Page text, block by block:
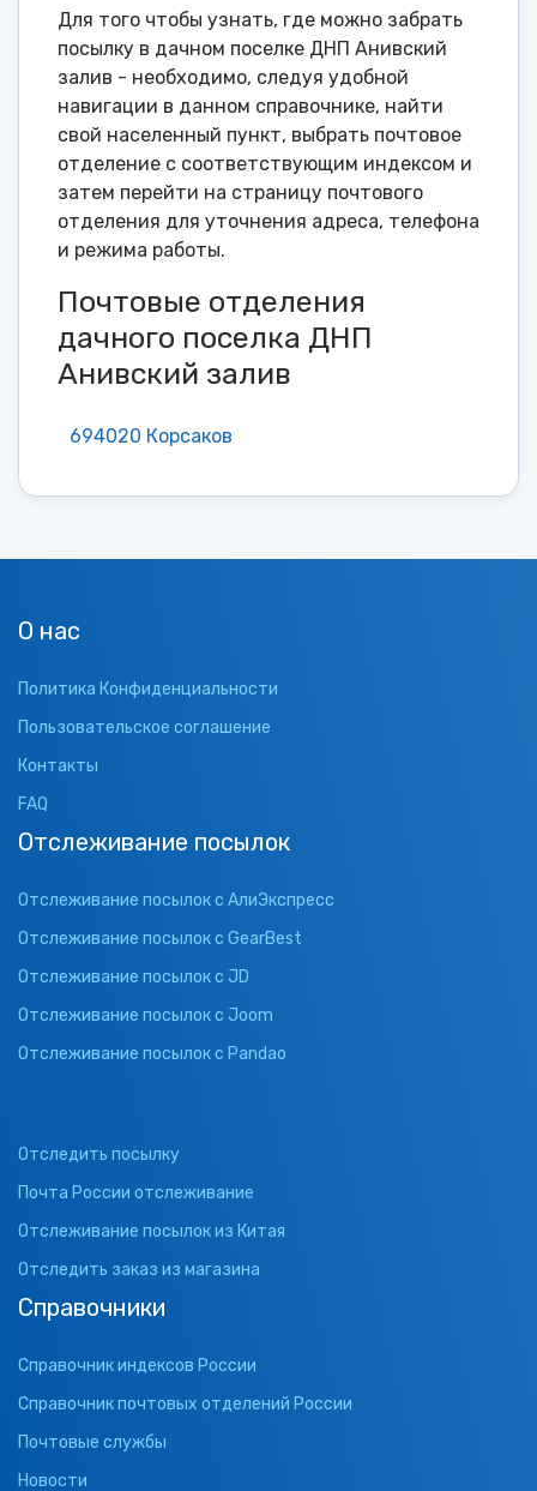
Для того чтобы узнать, где можно забрать
посылку в дачном поселке ДНП Анивский
залив - необходимо, следуя удобной
навигации в данном справочнике, найти
свой населенный пункт, выбрать почтовое
отделение с соответствующим индексом и
затем перейти на страницу почтового
отделения для уточнения адреса, телефона
и режима работы.
Почтовые отделения
дачного поселка ДНП
Анивский залив
694020 Корсаков
О нас
Политика Конфиденциальности
Пользовательское соглашение
Контакты
FAQ
Отслеживание посылок
Отслеживание посылок с АлиЭкспресс
Отслеживание посылок с GearBest
Отслеживание посылок с JD
Отслеживание посылок с Joom
Отслеживание посылок с Pandao
Отследить посылку
Почта России отслеживание
Отслеживание посылок из Китая
Отследить заказ из магазина
Справочники
Справочник индексов России
Справочник почтовых отделений России
Почтовые службы
Новости